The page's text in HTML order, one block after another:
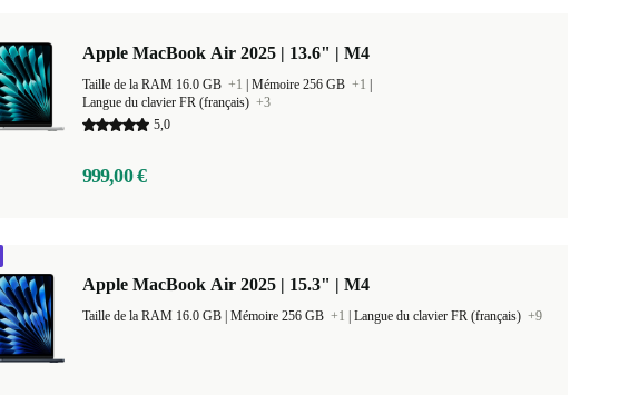
Apple MacBook Air 2025 | 13.6" | M4
Taille de la RAM 16.0 GB +1 Mémoire 256 GB +1
Langue du clavier FR (français) +3
5,0
999,00 €
Apple MacBook Air 2025 | 15.3" | M4
Mémoire 256 GB +1 Langue du clavier FR (français) +9